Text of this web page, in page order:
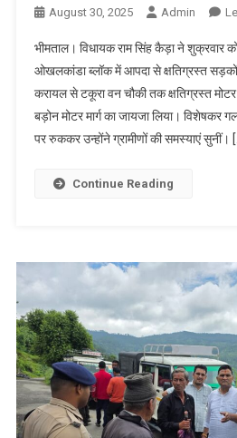
August 30, 2025 Admin
भीमताल। विधायक राम सिंह कैड़ा ने शुक्रवार
ओखलकांडा ब्लॉक में आपदा से क्षतिग्रस्त सड़कों
करायल से टकूरा वन चौकी तक क्षतिग्रस्त
बड़ोन मोटर मार्ग का जायजा लिया। विशेषकर
पर रुककर उन्होंने ग्रामीणों की समस्याएं सुनीं।
Continue Reading